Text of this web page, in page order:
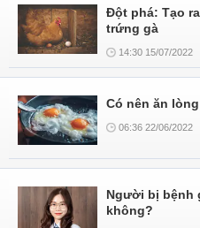
Đột phá: Tạo
trứng gà
14:30 15/07/2022
Có nên ăn
06:36 22/06/2022
Người bị bệnh
không?